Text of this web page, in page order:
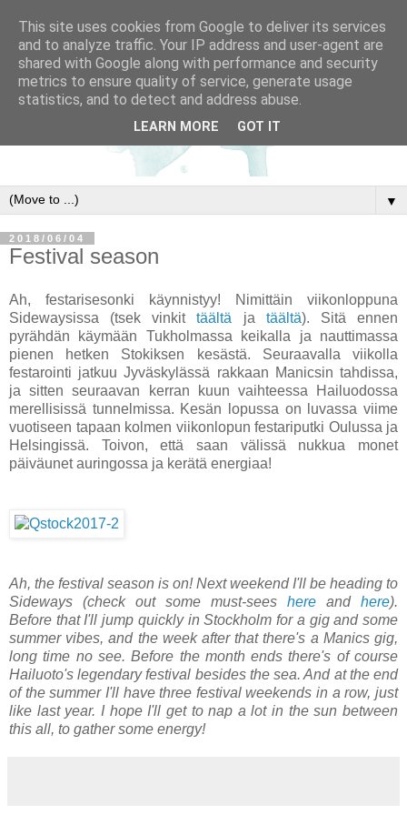
▼
2018/06/04
Festival season
Ah, festarisesonki käynnistyy! Nimittäin viikonloppuna
Sidewaysissa (tsek vinkittäältä ja täältä). Sitä ennen
pyrähdän käymään Tukholmassa keikalla ja nauttimassa
pienen hetken Stokiksen kesästä. Seuraavalla viikolla
festarointi jatkuu Jyväskylässä rakkaan Manicsin tahdissa,
ja sitten seuraavan kerran kuun vaihteessa Hailuodossa
merellisissä tunnelmissa. Kesän lopussa on luvassa viime
vuotiseen tapaan kolmen viikonlopun festariputki Oulussa ja
Helsingissä. Toivon, että saan välissä nukkua monet
päiväunet auringossa ja kerätä energiaa!
Ah, the festival season is on! Next weekend I'll be heading to
Sideways (check out some must-sees here and here).
Before that I'll jump quickly in Stockholm for a gig and some
summer vibes, and the week after that there's a Manics gig,
long time no see. Before the month ends there's of course
Hailuoto's legendary festival besides the sea. And at the end
of the summer I'll have three festival weekends in a row, just
like last year. I hope I'll get to nap a lot in the sun between
this all, to gather some energy!
This site uses cookies from Google to deliver its services
and to analyze traffic. Your IP address and user-agent are
shared with Google along with performance and security
metrics to ensure quality of service, generate usage
statistics, and to detect and address abuse.
LEARN MORE GOT IT